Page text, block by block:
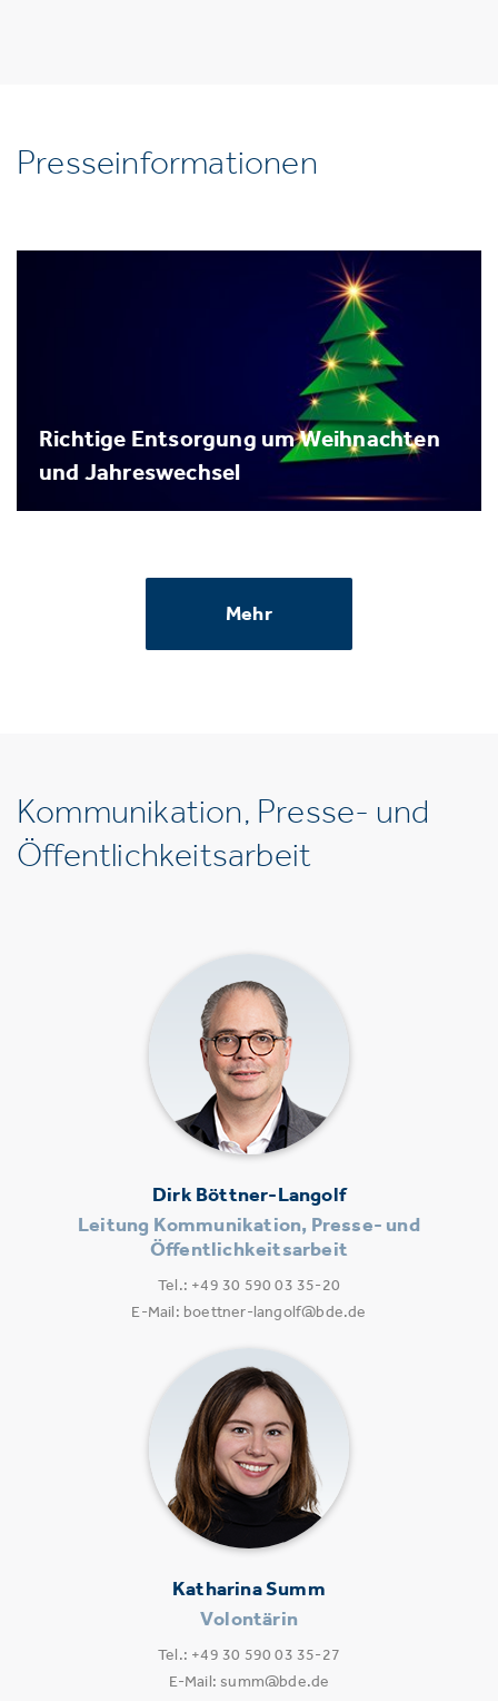
Presseinformationen
Richtige Entsorgung um Weihnachten
und Jahreswechsel
Mehr
Kommunikation, Presse- und
Öffentlichkeitsarbeit
Dirk Böttner-Langolf
Leitung Kommunikation, Presse- und
Öffentlichkeitsarbeit
Tel.: +49 30 590 03 35-20
E-Mail: boettner-langolf@bde.de
Katharina Summ
Volontärin
Tel.: +49 30 590 03 35-27
E-Mail: summ@bde.de